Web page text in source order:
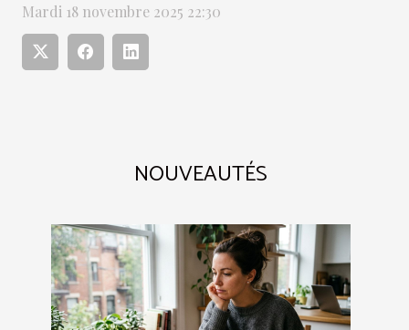
Mardi 18 novembre 2025 22:30
NOUVEAUTÉS